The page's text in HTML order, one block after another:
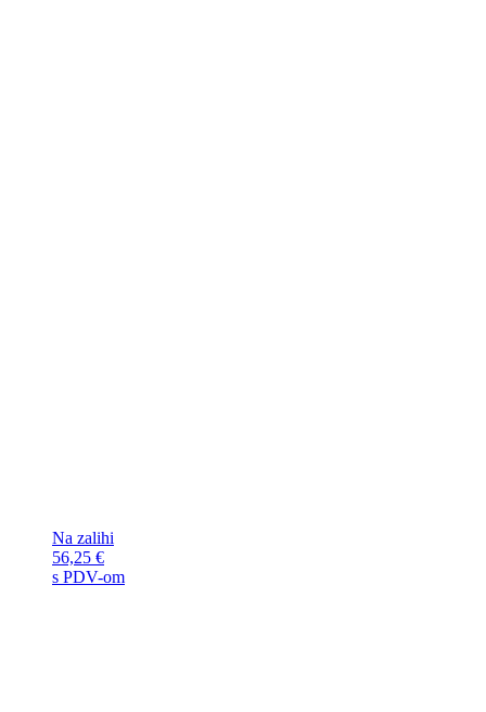
Na zalihi
56,25 €
s PDV-om